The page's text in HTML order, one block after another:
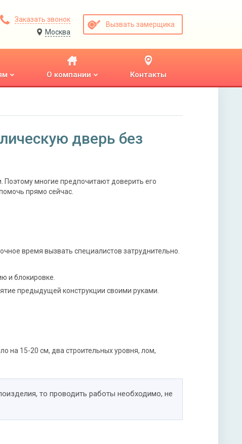
Заказать звонок
Москва
Вызвать замерщика
О компании Контакты
дверь без
многие предпочитают доверить его
прямо сейчас.
время вызвать специалистов затруднительно.
и блокировке.
предыдущей конструкции своими руками.
на 15-20 см, два строительных уровня, лом,
то проводить работы необходимо, не